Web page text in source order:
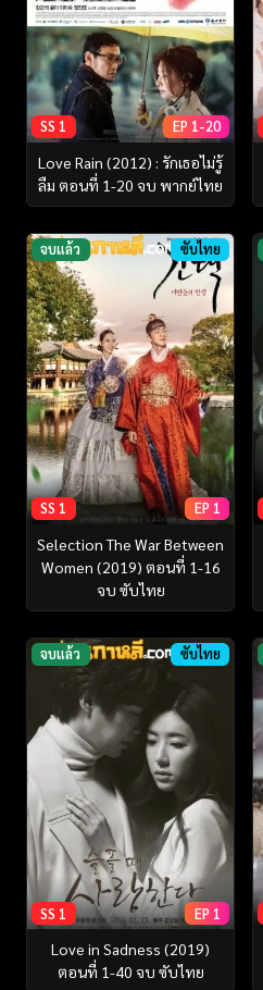
SS 1 EP 1-20
Love Rain (2012) : รักเธอไม่รู้
ลืม ตอนที่ 1-20 จบ พากย์ไทย
จบแล้ว ซับไทย
SS 1 EP 1
Selection The War Between
Women (2019) ตอนที่ 1-16
จบ ซับไทย
จบแล้ว ซับไทย
SS 1 EP 1
Love in Sadness (2019)
ตอนที่ 1-40 จบ ซับไทย